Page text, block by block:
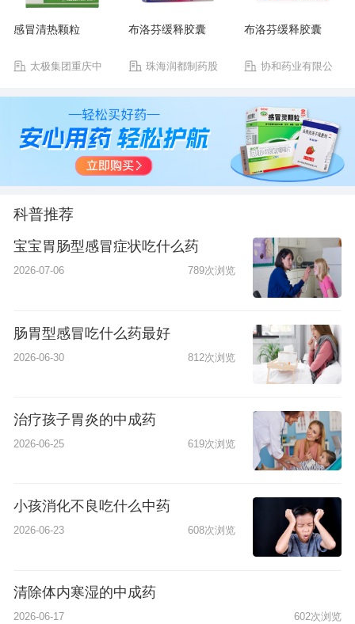
感冒清热颗粒
太极集团重庆中
布洛芬缓释胶囊
珠海润都制药股
布洛芬缓释胶囊
协和药业有限公
科普推荐
宝宝胃肠型感冒症状吃什么药
2026-07-06 789次浏览
肠胃型感冒吃什么药最好
2026-06-30 812次浏览
治疗孩子胃炎的中成药
2026-06-25 619次浏览
小孩消化不良吃什么中药
2026-06-23 608次浏览
清除体内寒湿的中成药
2026-06-17 602次浏览